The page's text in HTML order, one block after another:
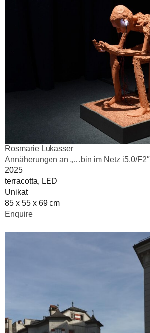
Rosmarie Lukasser
Annäherungen an „…bin im Netz i5.0/F2″
2025
terracotta, LED
Unikat
85 x 55 x 69 cm
Enquire